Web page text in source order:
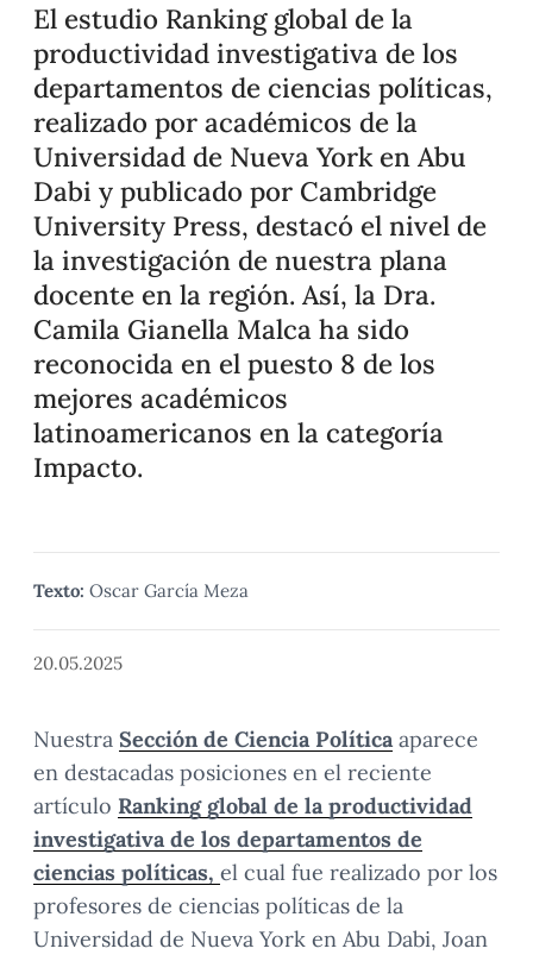
El estudio Ranking global de la
productividad investigativa de los
departamentos de ciencias políticas,
realizado por académicos de la
Universidad de Nueva York en Abu
Dabi y publicado por Cambridge
University Press, destacó el nivel de
la investigación de nuestra plana
docente en la región. Así, la Dra.
Camila Gianella Malca ha sido
reconocida en el puesto 8 de los
mejores académicos
latinoamericanos en la categoría
Impacto.
Texto: Oscar García Meza
20.05.2025
Nuestra Sección de Ciencia Políticaaparece
en destacadas posiciones en el reciente
artículo Ranking global de la productividad
investigativa de los departamentos de
ciencias políticas, el cual fue realizado por los
profesores de ciencias políticas de la
Universidad de Nueva York en Abu Dabi, Joan